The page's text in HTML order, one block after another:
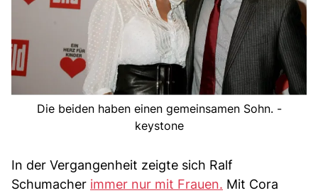
Die beiden haben einen gemeinsamen Sohn. -
keystone
In der Vergangenheit zeigte sich Ralf
Schumacher immer nur mit Frauen. Mit Cora